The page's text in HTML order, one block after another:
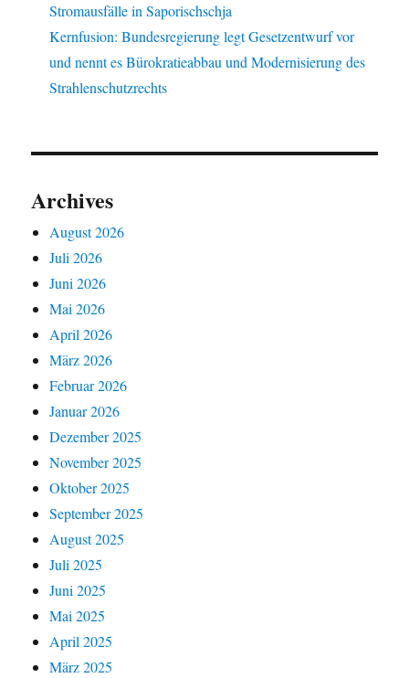
Stromausfälle in Saporischschja
Kernfusion: Bundesregierung legt Gesetzentwurf vor
und nennt es Bürokratieabbau und Modernisierung des
Strahlenschutzrechts
Archives
August 2026
Juli 2026
Juni 2026
Mai 2026
April 2026
März 2026
Februar 2026
Januar 2026
Dezember 2025
November 2025
Oktober 2025
September 2025
August 2025
Juli 2025
Juni 2025
Mai 2025
April 2025
März 2025